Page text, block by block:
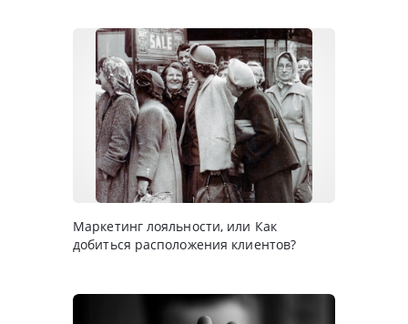
Маркетинг лояльности, или Как
добиться расположения клиентов?